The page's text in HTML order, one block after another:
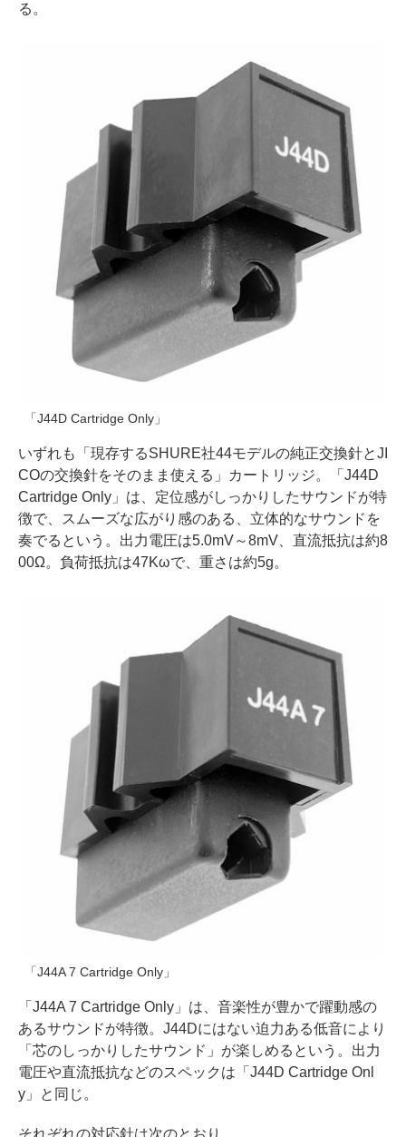
る。
「J44D Cartridge Only」
いずれも「現存するSHURE社44モデルの純正交換針とJI
COの交換針をそのまま使える」カートリッジ。「J44D
Cartridge Only」は、定位感がしっかりしたサウンドが特
徴で、スムーズな広がり感のある、立体的なサウンドを
奏でるという。出力電圧は5.0mV～8mV、直流抵抗は約8
00Ω。負荷抵抗は47Kωで、重さは約5g。
「J44A 7 Cartridge Only」
「J44A 7 Cartridge Only」は、音楽性が豊かで躍動感の
あるサウンドが特徴。J44Dにはない迫力ある低音により
「芯のしっかりしたサウンド」が楽しめるという。出力
電圧や直流抵抗などのスペックは「J44D Cartridge Onl
y」と同じ。
それぞれの対応針は次のとおり。